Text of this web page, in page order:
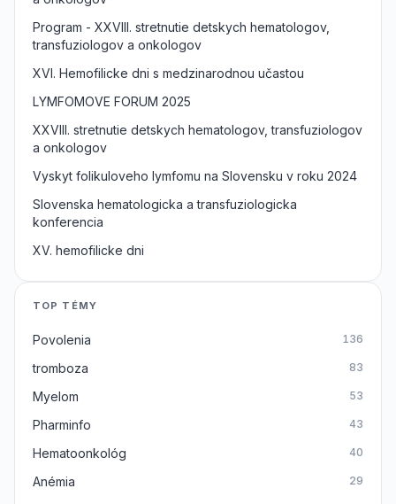
Program - XXVIII. stretnutie detskych hematologov,
transfuziologov a onkologov
XVI. Hemofilicke dni s medzinarodnou učastou
LYMFOMOVE FORUM 2025
XXVIII. stretnutie detskych hematologov, transfuziologov
a onkologov
Vyskyt folikuloveho lymfomu na Slovensku v roku 2024
Slovenska hematologicka a transfuziologicka
konferencia
XV. hemofilicke dni
TOP TÉMY
Povolenia 136
tromboza 83
Myelom 53
Pharminfo 43
Hematoonkológ 40
Anémia 29